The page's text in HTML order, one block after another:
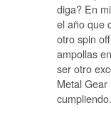
diga? En
el año que
otro spin
ampollas
ser otro
Metal
cumpliendo.